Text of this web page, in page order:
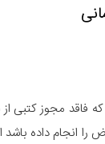
فاقد مجوز کتبی از
انجام داده باشد